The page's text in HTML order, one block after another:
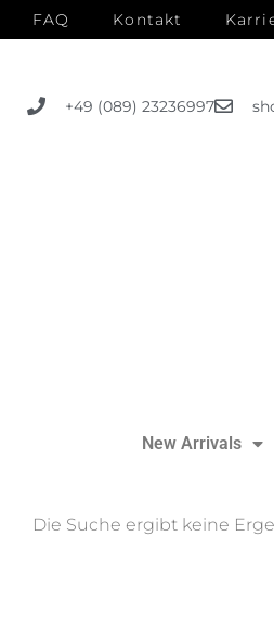
FAQ Kontakt
+49 (089) 23236997
New Arrivals
Die Suche ergibt keine